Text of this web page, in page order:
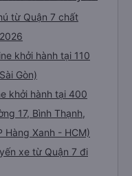
đánh giá cao mọi thứ. Tôi hi
từ Quận 7 chất
khởi hành tại 110
Gòn)
khởi hành tại 400
17, Bình Thạnh,
Hàng Xanh - HCM)
xe từ Quận 7 đi